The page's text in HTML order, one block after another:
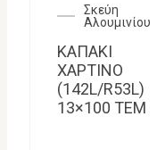
Σκεύη
Αλουμινίου
ΚΑΠΑΚΙ
ΧΑΡΤΙΝΟ
(142L/R53L)
13×100 ΤΕΜ